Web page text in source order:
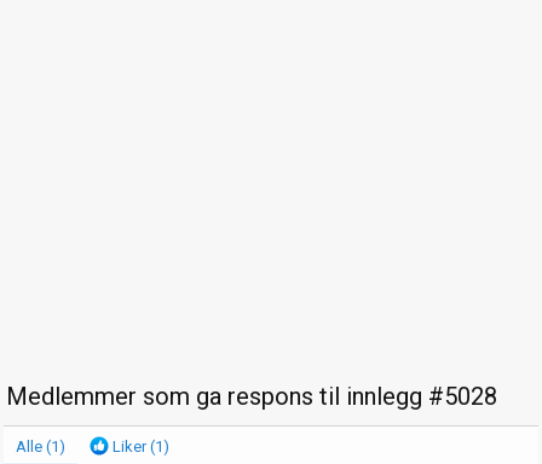
Medlemmer som ga respons til innlegg #5028
Alle (1) Liker(1)